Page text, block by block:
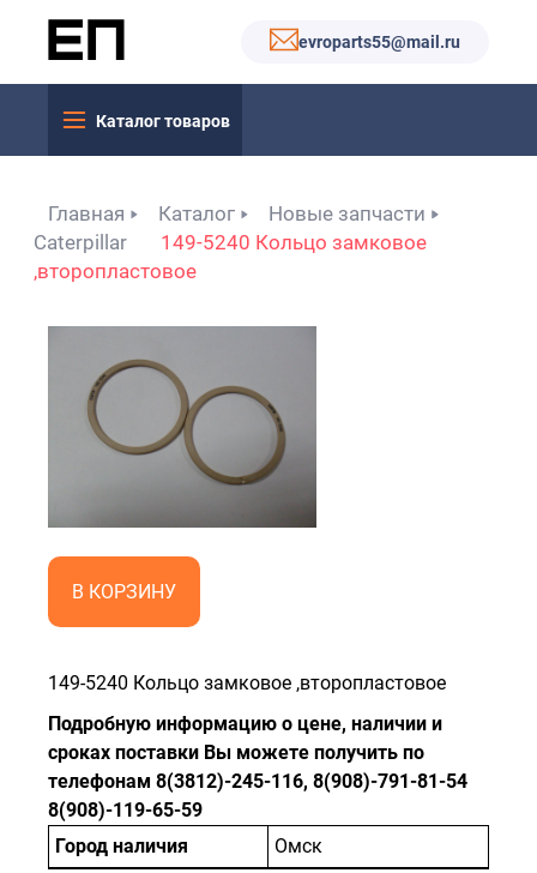
evroparts55@mail.ru
Каталог товаров
Главная Каталог
Новые запчасти
Caterpillar
149-5240 Кольцо замковое
,второпластовое
В КОРЗИНУ
149-5240 Кольцо замковое ,второпластовое
Подробную информацию о цене, наличии и
сроках поставки Вы можете получить по
телефонам 8(3812)-245-116, 8(908)-791-81-54
8(908)-119-65-59
Город наличия
Омск